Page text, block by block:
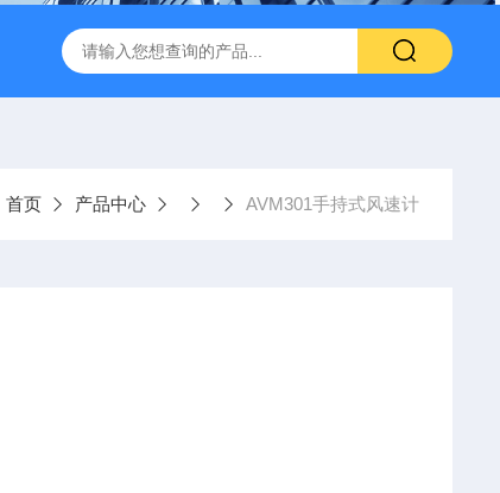
CS-300轨道式摇床 JKG-203新型冷原子吸收测汞仪
首页 产品中心 AVM301手持式风速计